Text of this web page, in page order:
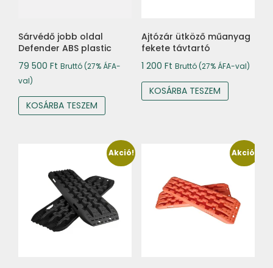
Sárvédő jobb oldal
Defender ABS plastic
79 500 Ft Bruttó (27% ÁFA-
val)
KOSÁRBA TESZEM
Ajtózár ütköző műanyag
fekete távtartó
1 200 Ft Bruttó (27% ÁFA-val)
KOSÁRBA TESZEM
Akció! Akció!